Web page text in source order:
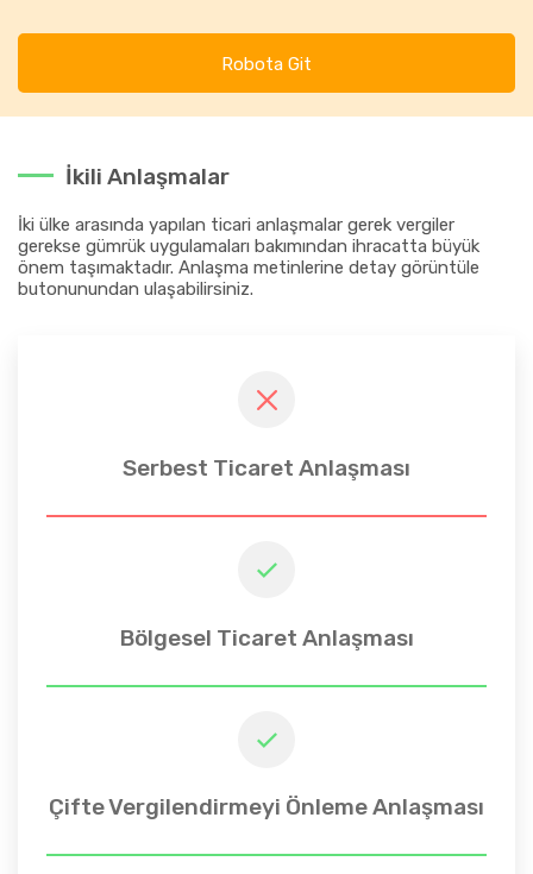
Robota Git
İkili Anlaşmalar
İki ülke arasında yapılan ticari anlaşmalar gerek vergiler
gerekse gümrük uygulamaları bakımından ihracatta büyük
önem taşımaktadır. Anlaşma metinlerine detay görüntüle
butonunundan ulaşabilirsiniz.
Serbest Ticaret Anlaşması
Bölgesel Ticaret Anlaşması
Çifte Vergilendirmeyi Önleme Anlaşması